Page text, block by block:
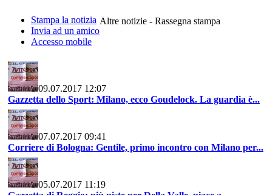
Stampa la notizia
Invia ad un amico
Accesso mobile
Altre notizie - Rassegna stampa
09.07.2017 12:07
Gazzetta dello Sport: Milano, ecco Goudelock. La guardia è...
07.07.2017 09:41
Corriere di Bologna: Gentile, primo incontro con Milano per...
05.07.2017 11:19